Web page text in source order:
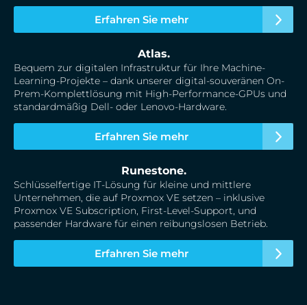
Erfahren Sie mehr
Atlas.
Bequem zur digitalen Infrastruktur für Ihre Machine-
Learning-Projekte – dank unserer digital-souveränen On-
Prem-Komplettlösung mit High-Performance-GPUs und
standardmäßig Dell- oder Lenovo-Hardware.
Erfahren Sie mehr
Runestone.
Schlüsselfertige IT-Lösung für kleine und mittlere
Unternehmen, die auf Proxmox VE setzen – inklusive
Proxmox VE Subscription, First-Level-Support, und
passender Hardware für einen reibungslosen Betrieb.
Erfahren Sie mehr